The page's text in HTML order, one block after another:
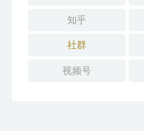
知乎
社群
视频号